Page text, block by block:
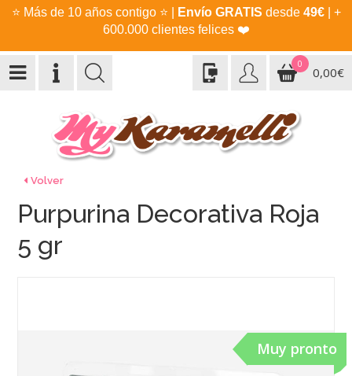
⭐ Más de 10 años contigo ⭐ Envío GRATIS desde 49€| +
600.000 clientes felices ❤️
0
0,00€
Volver
Muy pronto
Purpurina Decorativa Roja
5 gr